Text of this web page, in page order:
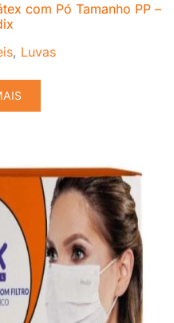
com Pó Tamanho PP –
, Luvas